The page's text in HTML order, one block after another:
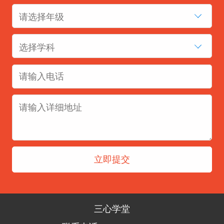
请选择年级
选择学科
三心学堂